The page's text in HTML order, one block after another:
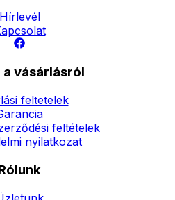
Hírlevél
a vásárlásról
feltetelek
feltételek
nyilatkozat